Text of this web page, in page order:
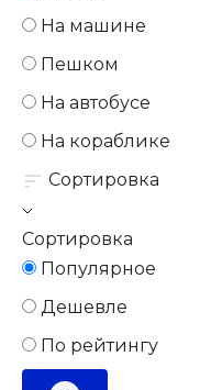
На машине
Пешком
На автобусе
На кораблике
Сортировка
Сортировка
Популярное
Дешевле
По рейтингу